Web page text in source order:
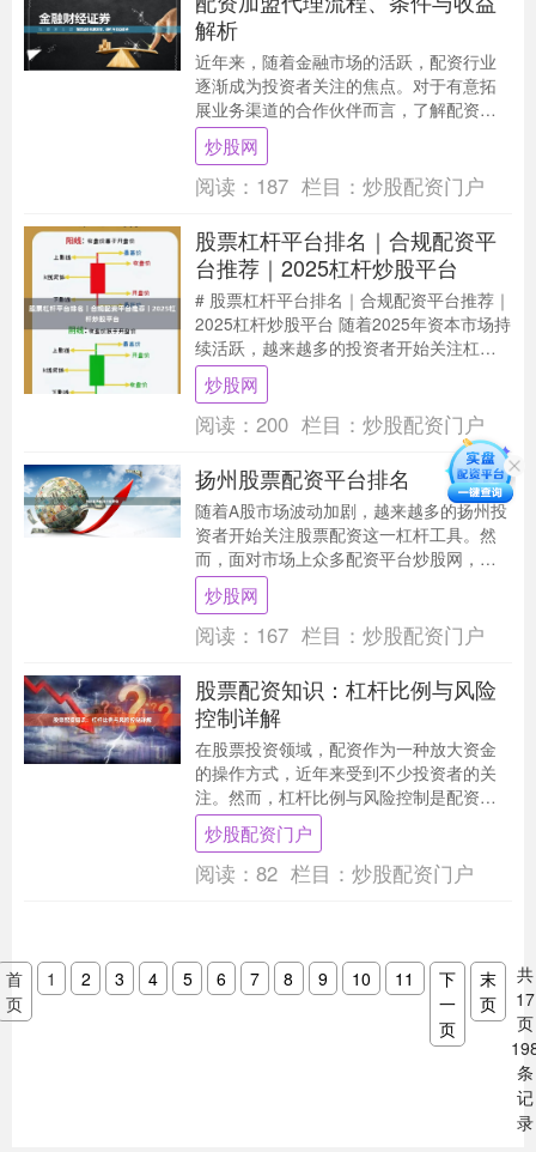
解析
近年来，随着金融市场的活跃，配资行业
逐渐成为投资者关注的焦点。对于有意拓
展业务渠道的合作伙伴而言，了解配资加
盟代理的完整流程、准入条件及收益模
式，是做出明智决策....
炒股网
阅读： 187 栏目： 炒股配资门户
股票杠杆平台排名｜合规配资平
台推荐｜2025杠杆炒股平台
# 股票杠杆平台排名｜合规配资平台推荐｜
2025杠杆炒股平台 随着2025年资本市场持
续活跃，越来越多的投资者开始关注杠杆
炒股这一工具。合理使用杠杆可以放大收
益....
炒股网
阅读： 200 栏目： 炒股配资门户
扬州股票配资平台排名
随着A股市场波动加剧，越来越多的扬州投
资者开始关注股票配资这一杠杆工具。然
而，面对市场上众多配资平台炒股网，如
何选择安全可靠的机构成为投资者最关心
的问题。本文基....
炒股网
阅读： 167 栏目： 炒股配资门户
股票配资知识：杠杆比例与风险
控制详解
在股票投资领域，配资作为一种放大资金
的操作方式，近年来受到不少投资者的关
注。然而，杠杆比例与风险控制是配资交
易中最为核心的两个环节。本文将从基础
知识出发，详细解....
炒股配资门户
阅读： 82 栏目： 炒股配资门户
首
页
1 2 3 4 5 6 7 8 9 10 11
下
一
页
末
页
共
17
页
条
记
录